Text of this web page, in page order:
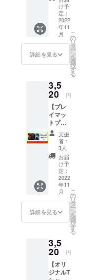
「サン
キュー
ター」
製作者
である
狐鞭か
youのレ
ターで
す。
ル製
デッキ
スタン
ド（1
個） ・
アクリ
ル製の
【金
額】 プ
ラン
2,500円
+送料
370円
（レ
ター
パック
ライ
ト）
【詳
細】
「アク
リル製
デッキ
スタン
の山札
をセッ
トでき
るスタ
ンドに
額】 プ
ラン
2,500円
+送料
520円
（レ
ター
パック
プラ
【詳
細】
「製
品」 悪
魔とロ
リータ
の基本
セット
です。
本製品
だけで
遊べま
す。
け予
定：
2022
年11
月
詳細を見る
こ
の
リ
タ
ー
ン
を
選
択
す
る
3,5
20 円
【プレ
イマッ
トプラ
ン】 注
意！！
本プラ
ンに製
品（悪
魔とロ
リー
タ）は
付いて
おりま
せん。
ゲーム
で遊び
はノー
マルプ
ラン等
をお選
び下さ
支援
者：
3人
お届
け予
定：
2022
年11
月
詳細を見る
こ
の
リ
タ
ー
ン
を
選
択
す
る
3,5
20 円
【オリ
ジナルT